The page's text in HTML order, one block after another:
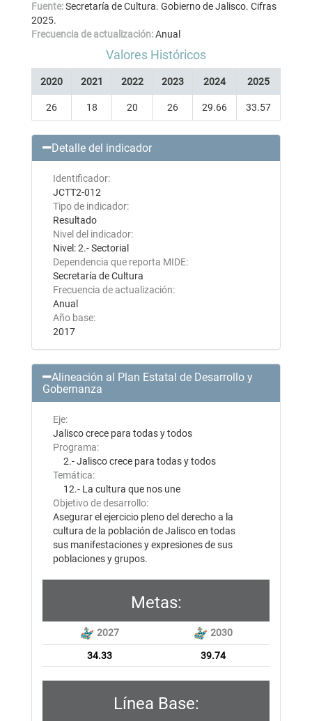
Fuente:Secretaría de Cultura. Gobierno de Jalisco. Cifras
2025.
Frecuencia de actualización:Anual
Valores Históricos
2020 2021 2022 2023 2024 2025
26 18 20 26 29.66 33.57
Detalle del indicador
Identificador:
JCTT2-012
Tipo de indicador:
Resultado
Nivel del indicador:
Nivel: 2.- Sectorial
Dependencia que reporta MIDE:
Secretaría de Cultura
Frecuencia de actualización:
Anual
Año base:
2017
Alineación al Plan Estatal de Desarrollo y
Gobernanza
Eje:
Jalisco crece para todas y todos
Programa:
2.- Jalisco crece para todas y todos
Temática:
12.- La cultura que nos une
Objetivo de desarrollo:
Asegurar el ejercicio pleno del derecho a la
cultura de la población de Jalisco en todas
sus manifestaciones y expresiones de sus
poblaciones y grupos.
Metas:
2027 2030
34.33 39.74
Línea Base: